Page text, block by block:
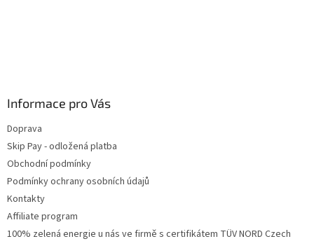
Informace pro Vás
Doprava
Skip Pay - odložená platba
Obchodní podmínky
Podmínky ochrany osobních údajů
Kontakty
Affiliate program
100% zelená energie u nás ve firmě s certifikátem TÜV NORD Czech